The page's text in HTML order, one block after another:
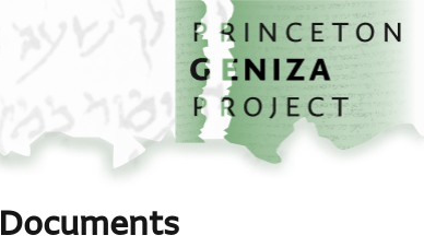
דילוג לתוכן
דף הבית
Documents